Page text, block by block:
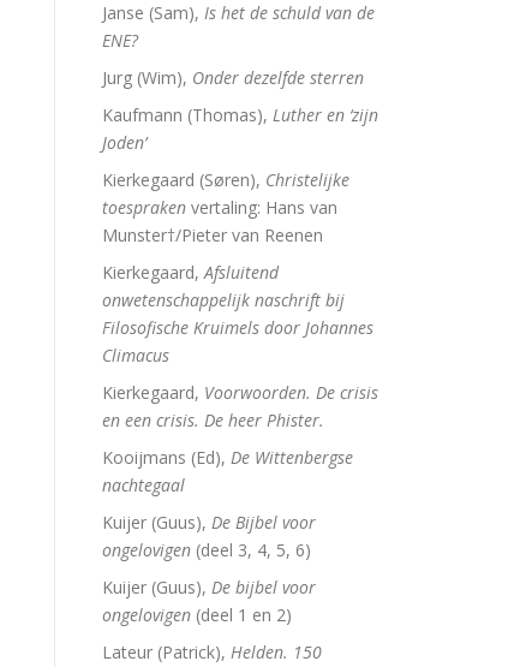
Janse (Sam), Is het de schuld van de
ENE?
Jurg (Wim), Onder dezelfde sterren
Kaufmann (Thomas), Luther en ‘zijn
Joden’
Kierkegaard (Søren), Christelijke
toespraken vertaling: Hans van
Munster†/Pieter van Reenen
Kierkegaard,Afsluitend
onwetenschappelijk naschrift bij
Filosofische Kruimels door Johannes
Climacus
Kierkegaard, Voorwoorden. De crisis
en een crisis. De heer Phister.
Kooijmans (Ed), De Wittenbergse
nachtegaal
Kuijer (Guus), De Bijbel voor
ongelovigen (deel 3, 4, 5, 6)
Kuijer (Guus), De bijbel voor
ongelovigen (deel 1 en 2)
Lateur (Patrick), Helden. 150